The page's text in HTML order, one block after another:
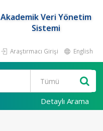
Akademik Veri Yönetim
Sistemi
Araştırmacı Girişi English
Detaylı Arama